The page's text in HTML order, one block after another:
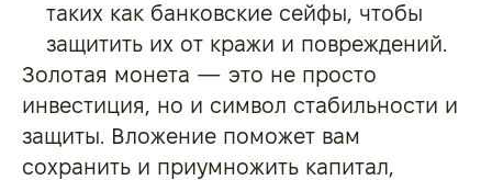
таких как банковские сейфы, чтобы
защитить их от кражи и повреждений.
Золотая монета — это не просто
инвестиция, но и символ стабильности и
защиты. Вложение поможет вам
сохранить и приумножить капитал,